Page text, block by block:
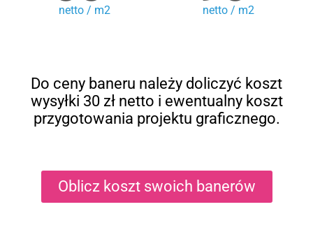
netto / m2 netto / m2
Do ceny baneru należy doliczyć koszt
wysyłki 30 zł netto i ewentualny koszt
przygotowania projektu graficznego.
Oblicz koszt swoich banerów